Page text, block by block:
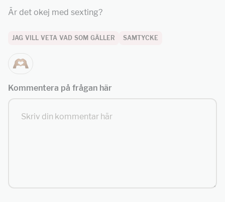
Är det okej med sexting?
JAG VILL VETA VAD SOM GÄLLER SAMTYCKE
Kommentera på frågan här